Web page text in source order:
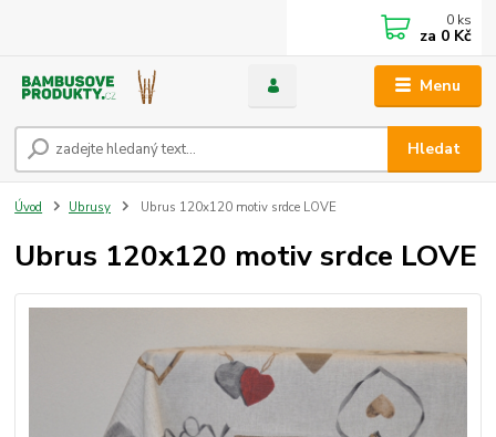
Menu
Hledat
0 ks
za 0 Kč
Úvod Ubrusy Ubrus 120x120 motiv srdce LOVE
Ubrus 120x120 motiv srdce LOVE